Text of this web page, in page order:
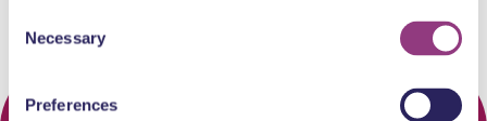
Selection
Necessary
Preferences